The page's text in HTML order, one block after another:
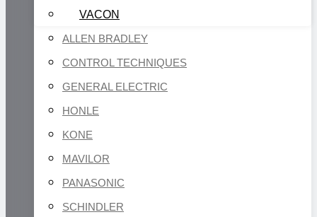
VACON
ALLEN BRADLEY
CONTROL TECHNIQUES
GENERAL ELECTRIC
HONLE
KONE
MAVILOR
PANASONIC
SCHINDLER